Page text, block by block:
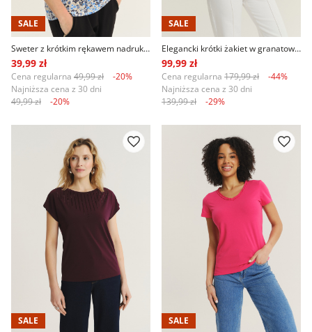
SALE
Sweter z krótkim rękawem nadruk w kwiaty
39,99 zł
Cena regularna 49,99 zł
-20%
Najniższa cena z 30 dni
49,99 zł
-20%
SALE
Elegancki krótki żakiet w granatowym kolorze
99,99 zł
Cena regularna 179,99 zł
-44%
Najniższa cena z 30 dni
139,99 zł
-29%
SALE SALE